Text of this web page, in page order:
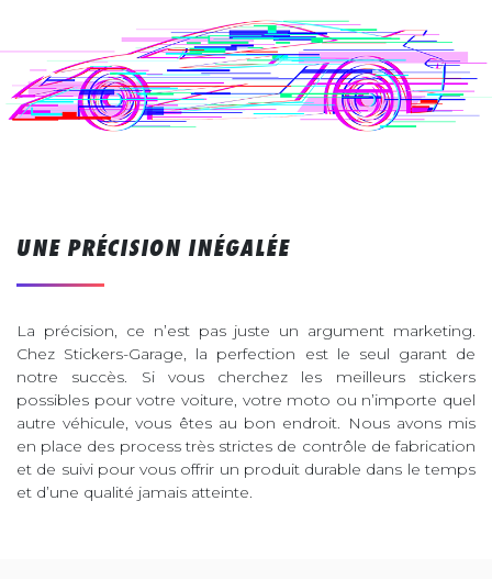
UNE PRÉCISION INÉGALÉE
La précision, ce n’est pas juste un argument marketing.
Chez Stickers-Garage, la perfection est le seul garant de
notre succès. Si vous cherchez les meilleurs stickers
possibles pour votre voiture, votre moto ou n’importe quel
autre véhicule, vous êtes au bon endroit. Nous avons mis
en place des process très strictes de contrôle de fabrication
et de suivi pour vous offrir un produit durable dans le temps
et d’une qualité jamais atteinte.